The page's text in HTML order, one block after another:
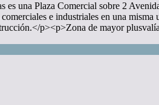
una Plaza Comercial sobre 2
e industriales en una
p><p>Zona de mayor